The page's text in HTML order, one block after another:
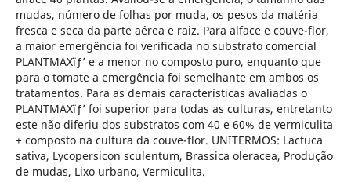
mudas, número de folhas por muda, os pesos da matéria
fresca e seca da parte aérea e raiz. Para alface e couve-flor,
a maior emergência foi verificada no substrato comercial
PLANTMAXïƒ’ e a menor no composto puro, enquanto que
para o tomate a emergência foi semelhante em ambos os
tratamentos. Para as demais características avaliadas o
PLANTMAXïƒ’ foi superior para todas as culturas, entretanto
este não diferiu dos substratos com 40 e 60% de vermiculita
+ composto na cultura da couve-flor. UNITERMOS: Lactuca
sativa, Lycopersicon sculentum, Brassica oleracea, Produção
de mudas, Lixo urbano, Vermiculita.